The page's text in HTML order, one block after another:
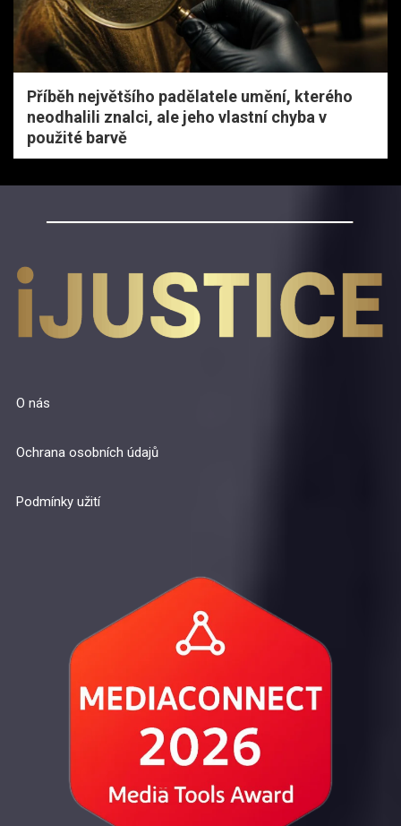
Příběh největšího padělatele umění, kterého
neodhalili znalci, ale jeho vlastní chyba v
použité barvě
O nás
Ochrana osobních údajů
Podmínky užití